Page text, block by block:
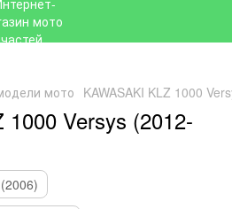
мото KAWASAKI KLZ 1000
1000 Versys (2012-